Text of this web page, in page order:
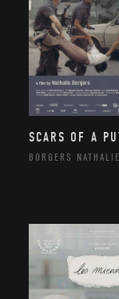
SCARS OF A
BORGERS NATHALIE